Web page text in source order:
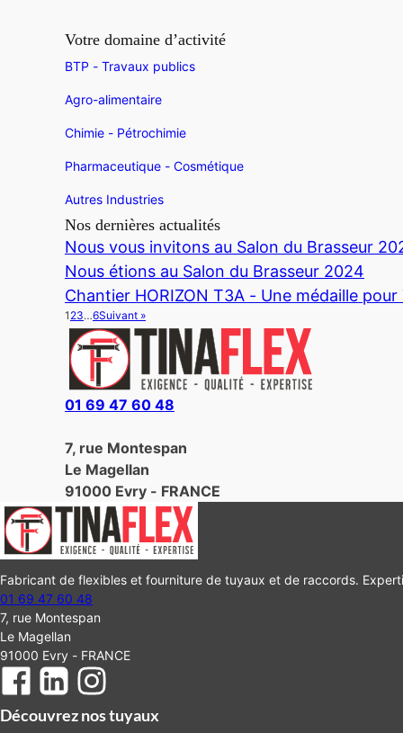
Votre domaine d’activité
BTP - Travaux publics
Agro-alimentaire
Chimie - Pétrochimie
Pharmaceutique - Cosmétique
Autres Industries
Nos dernières actualités
Nous vous invitons au Salon du Brasseur
Nous étions au Salon du Brasseur 2024
Chantier HORIZON T3A - Une médaille pour
1 23…6Suivant »
01 69 47 60 48
7, rue Montespan
Le Magellan
91000 Evry - FRANCE
Fabricant de flexibles et fourniture de tuyaux et de raccords.
01 69 47 60 48
7, rue Montespan
Le Magellan
91000 Evry - FRANCE
Découvrez nos tuyaux